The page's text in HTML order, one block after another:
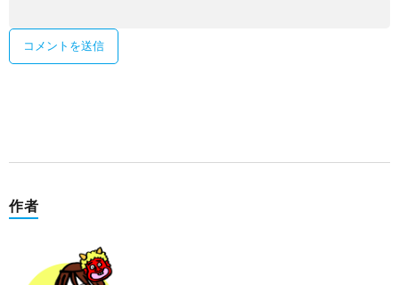
作者